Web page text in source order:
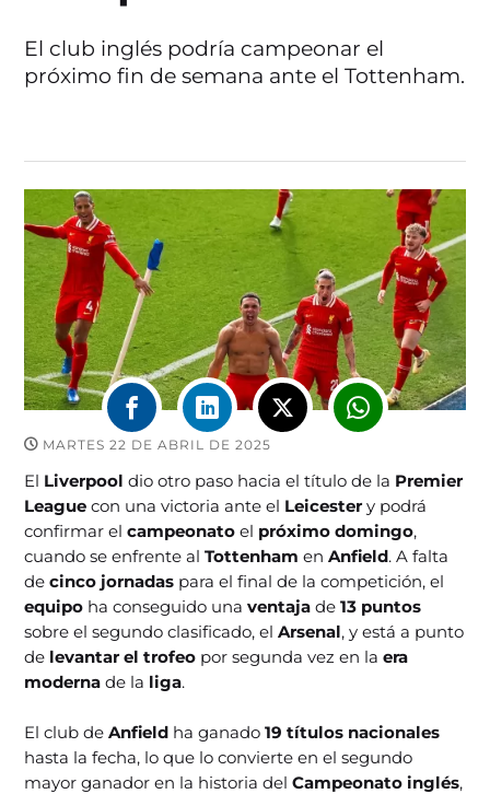
El club inglés podría campeonar el
próximo fin de semana ante el Tottenham.
MARTES 22 DE ABRIL DE 2025
El Liverpooldio otro paso hacia el título de la Premier
League con una victoria ante el Leicestery podrá
confirmar elcampeonatoel próximo domingo,
cuando se enfrente alTottenhamenAnfield. A falta
decinco jornadas para el final de la competición, el
equipo ha conseguido unaventajade13 puntos
sobre el segundo clasificado, elArsenal, y está a punto
de levantar el trofeo por segunda vez en laera
modernade la liga.
El club deAnfield ha ganado19 títulos nacionales
hasta la fecha, lo que lo convierte en el segundo
mayor ganador en la historia delCampeonato inglés,